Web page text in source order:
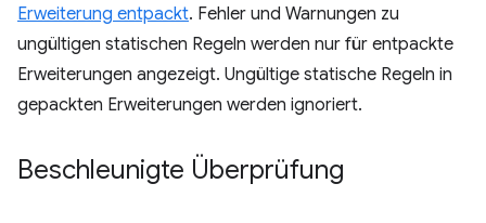
Erweiterung entpackt. Fehler und Warnungen zu
ungültigen statischen Regeln werden nur für entpackte
Erweiterungen angezeigt. Ungültige statische Regeln in
gepackten Erweiterungen werden ignoriert.
Beschleunigte Überprüfung